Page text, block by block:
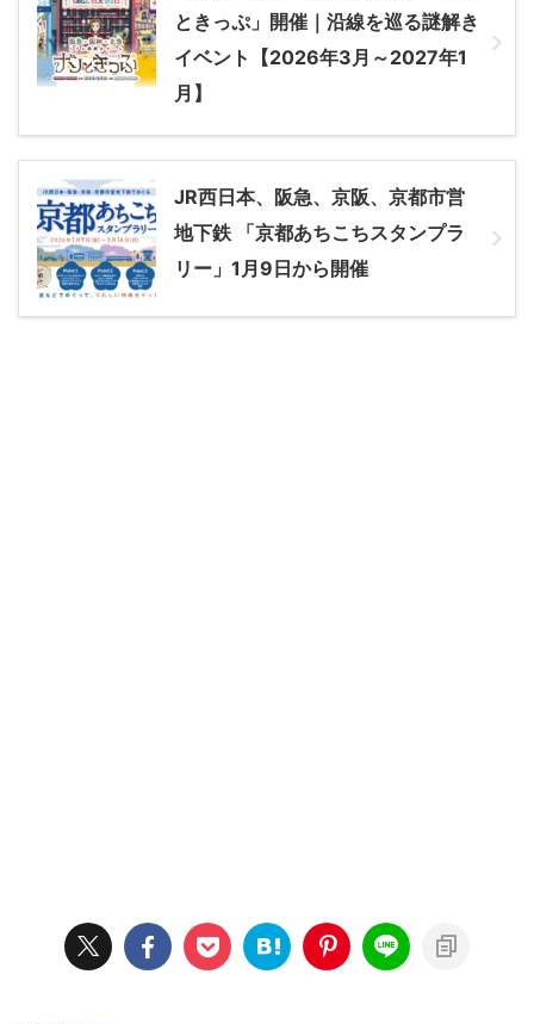
ときっぷ」開催｜沿線を巡る謎解き
イベント【2026年3月～2027年1
月】
JR西日本、阪急、京阪、京都市営
地下鉄 「京都あちこちスタンプラ
リー」1月9日から開催